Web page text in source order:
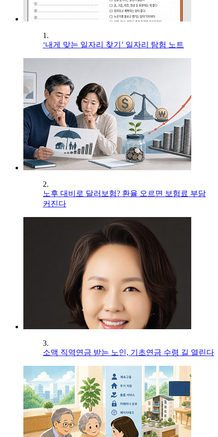
1.
‘내게 맞는 일자리 찾기’ 일자리 탐험 노트
2.
노후 대비로 달러보험? 환율 오르면 보험료 부담
커진다
3.
소액 직역연금 받는 노인, 기초연금 수령 길 열린다